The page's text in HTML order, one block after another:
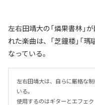
左右田靖大の「燐果書林」
れた楽曲は、「芝鐘楼」「瑪
なっている。
左右田靖大は、自らに厳格な
いる。
使用するのはギターとエフェ